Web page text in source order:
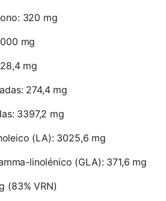
320 mg
mg
mg
274,4 mg
3397,2 mg
(LA): 3025,6 mg
linolénico (GLA): 371,6 mg
(83% VRN)